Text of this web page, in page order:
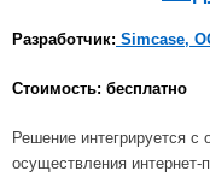
Разработчик: Simcase,
Стоимость: бесплатно
Решение интегрируется с
осуществления